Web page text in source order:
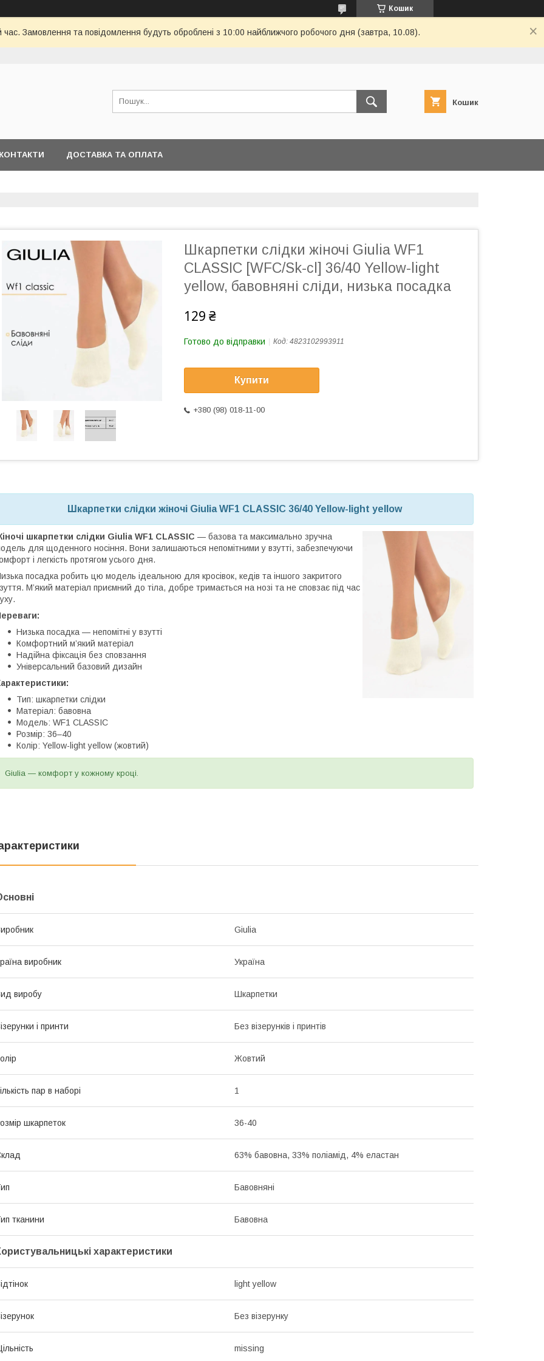
Кошик
час. Замовлення та повідомлення будуть оброблені з 10:00 найближчого робочого дня (завтра, 10.08).
Кошик
КОНТАКТИ ДОСТАВКА ТА ОПЛАТА
Шкарпетки слідки жіночі Giulia WF1
CLASSIC [WFC/Sk-cl] 36/40 Yellow-light
yellow, бавовняні сліди, низька посадка
129 ₴
Готово до відправки Код: 4823102993911
Купити
+380 (98) 018-11-00
Шкарпетки слідки жіночі Giulia WF1 CLASSIC 36/40 Yellow-light yellow
шкарпетки слідки Giulia WF1 CLASSIC — базова та максимально зручна
для щоденного носіння. Вони залишаються непомітними у взутті, забезпечуючи
і легкість протягом усього дня.
посадка робить цю модель ідеальною для кросівок, кедів та іншого закритого
М’який матеріал приємний до тіла, добре тримається на нозі та не сповзає під час
Низька посадка — непомітні у взутті
Комфортний м’який матеріал
Надійна фіксація без сповзання
Універсальний базовий дизайн
Тип: шкарпетки слідки
Матеріал: бавовна
Модель: WF1 CLASSIC
Розмір: 36–40
Колір: Yellow-light yellow (жовтий)
Giulia — комфорт у кожному кроці.
Giulia
виробник Україна
виробу Шкарпетки
і принти Без візерунків і принтів
Жовтий
пар в наборі 1
шкарпеток 36-40
63% бавовна, 33% поліамід, 4% еластан
Бавовняні
тканини Бавовна
характеристики
light yellow
Без візерунку
missing